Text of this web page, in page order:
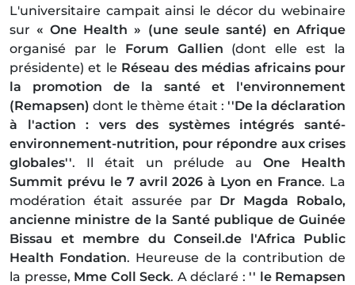
L'universitaire campait ainsi le décor du webinaire
sur« One Health » (une seule santé) en Afrique
organisé par le Forum Gallien (dont elle est la
présidente) et le Réseau des médias africains pour
la promotion de la santé et l'environnement
(Remapsen) dont le thème était : ''De la déclaration
à l'action : vers des systèmes intégrés santé-
environnement-nutrition, pour répondre aux crises
globales''. Il était un prélude auOne Health
Summit prévu le 7 avril 2026 à Lyon en France. La
modération était assurée par Dr Magda Robalo,
ancienne ministre de la Santé publique de Guinée
Bissau et membre du Conseil.de l'Africa Public
Health Fondation. Heureuse de la contribution de
la presse, Mme Coll Seck. A déclaré : '' le Remapsen